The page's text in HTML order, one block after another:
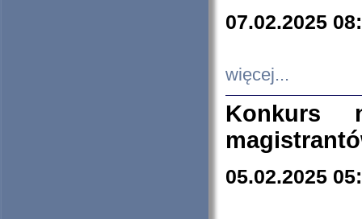
07.02.2025
więcej...
Konkurs
05.02.2025